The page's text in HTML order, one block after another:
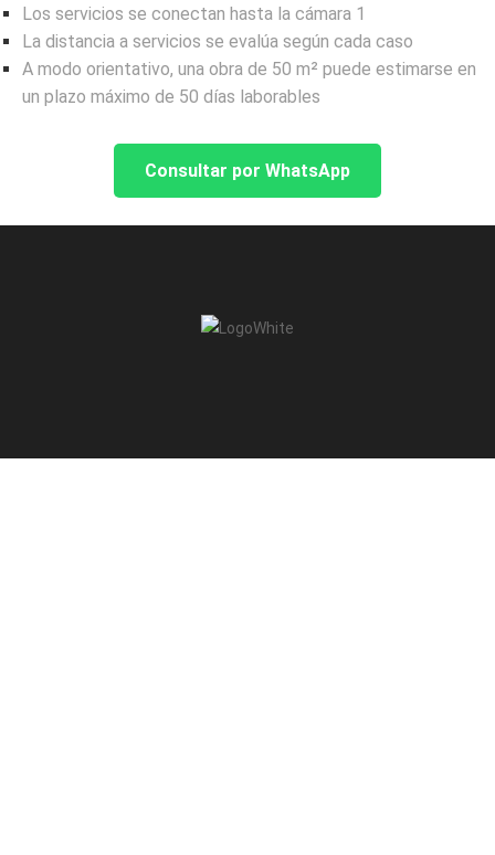
Los servicios se conectan hasta la cámara 1
La distancia a servicios se evalúa según cada caso
A modo orientativo, una obra de 50 m² puede estimarse en
un plazo máximo de 50 días laborables
Consultar por WhatsApp